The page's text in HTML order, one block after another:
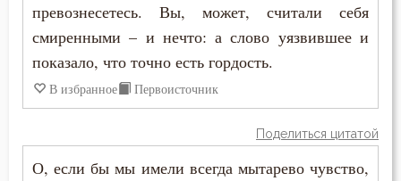
Падение
Память
Подвиг
Познание себя
Мефодий Олимпийский
Митрофан Воронежский
Нектарий Оптинский (Тихонов)
превознесетесь. Вы, может, считали себя
смиренными – и нечто: а слово уязвившее и
показало, что точно есть гордость.
В избранное Первоисточник
Поделиться цитатой
О, если бы мы имели всегда мытарево чувство,